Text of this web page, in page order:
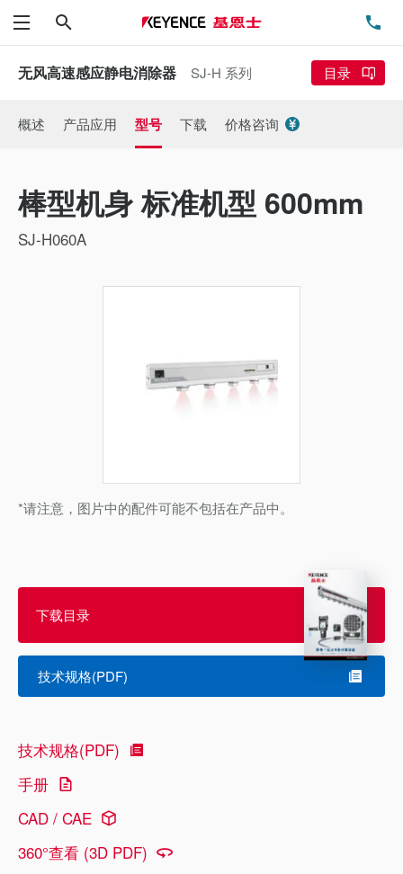
菜单
无风高速感应静电消除器 SJ-H 系列 目录
概述 产品应用 型号 下载 价格咨询
棒型机身 标准机型 600mm
SJ-H060A
*请注意，图片中的配件可能不包括在产品中。
下载目录
技术规格(PDF)
技术规格(PDF)
手册
CAD / CAE
360°查看 (3D PDF)